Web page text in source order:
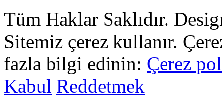
Tüm Haklar Saklıdır.
Sitemiz çerez kullanır.
fazla bilgi edinin: Çerez
Kabul Reddetmek